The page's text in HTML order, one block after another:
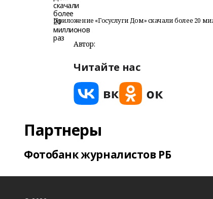
Приложение «Госуслуги Дом» скачали более 20
Автор:
Читайте нас
Партнеры
Фотобанк журналистов РБ